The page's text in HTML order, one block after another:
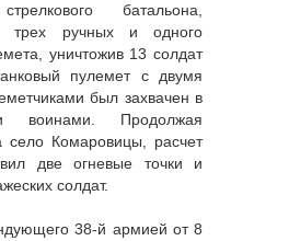
батальона,
трех ручных и одного
уничтожив 13 солдат
пулемет с двумя
был захвачен в
воинами. Продолжая
село Комаровицы, расчет
две огневые точки и
солдат.
38-й армией от 8